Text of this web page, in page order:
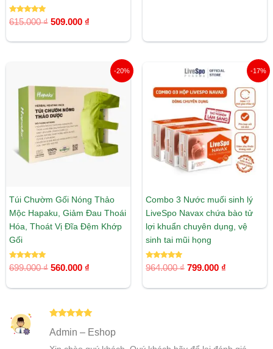
Được xếp
hạng
615.000₫ 509.000 ₫
-20%
Túi Chườm Gối Nóng Thảo
Mộc Hapaku, Giảm Đau Thoái
Hóa, Thoát Vị Đĩa Đệm Khớp
Gối
Được xếp
hạng
699.000₫
là:
699.000 ₫.
560.000 ₫
tại
là:
560.000 ₫.
-17%
Combo 3 Nước muối sinh lý
LiveSpo Navax chứa bào tử
lợi khuẩn chuyên dụng, vệ
sinh tai mũi họng
Được xếp
hạng
964.000₫
Giá
gốc
là:
964.000 ₫.
799.000 ₫
tại
là:
799.000 ₫.
hạng55
Admin – Eshop